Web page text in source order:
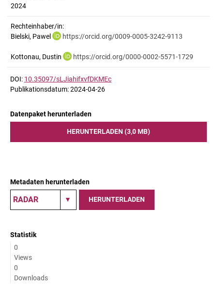
2024
Rechteinhaber/in:
Bielski, Pawel
https://orcid.org/0009-0005-3242-9113
Kottonau, Dustin https://orcid.org/0000-0002-5571-1729
DOI: 10.35097/sLJiahifxvfDKMEc
Publikationsdatum: 2024-04-26
Datenpaket herunterladen
HERUNTERLADEN (3,0 MB)
Metadaten herunterladen
HERUNTERLADEN
Statistik
0
Views
0
Downloads